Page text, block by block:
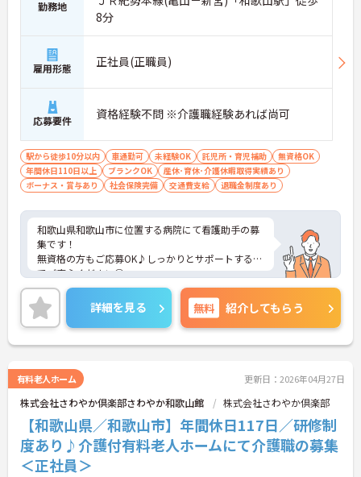
勤務地
8分
雇用形態 正社員(正職員)
応募要件 資格経験不問 ※介護職経験あれば尚可
駅から徒歩10分以内 車通勤可 未経験OK 託児所・育児補助
無資格OK
年間休日110日以上
ブランクOK
産休･育休･介護休暇取得実績あり
ボーナス・賞与あり
社会保険完備 交通費支給 退職金制度あり
和歌山県和歌山市に位置する病院にて看護助手の募
集です！
無資格の方もご応募OK♪しっかりとサポートするの
でご安心ください◎
ご興味ある方には、面接対策ポイントなど、さらに
詳細をお話しいたしますのでお気軽にご相談くださ
い！
詳細を見る 無料 紹介してもらう
有料老人ホーム 更新日：2026年04月27日
株式会社さわやか倶楽部さわやか和歌山館 株式会社さわやか倶楽部
【和歌山県／和歌山市】年間休日117日／研修制
度あり♪介護付有料老人ホームにて介護職の募集
＜正社員＞